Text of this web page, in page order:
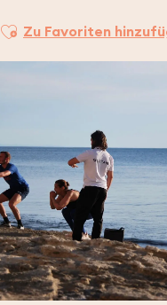
Ajouter aux favoris
Zu Favoriten